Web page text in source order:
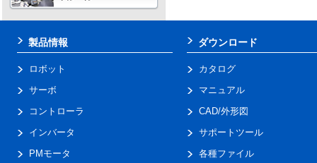
製品情報
ロボット
サーボ
コントローラ
インバータ
PMモータ
ダウンロード
カタログ
マニュアル
CAD/外形図
サポートツール
各種ファイル